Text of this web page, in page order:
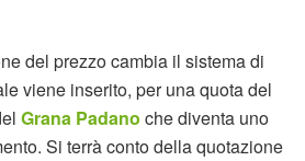
del prezzo cambia il sistema di
viene inserito, per una quota del
Grana Padano che diventa uno
Si terrà conto della quotazione